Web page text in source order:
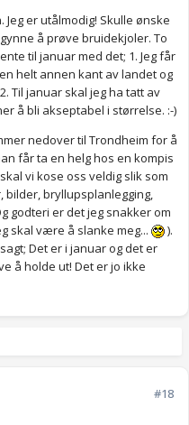
er utålmodig! Skulle ønske
å prøve bruidekjoler. To
til januar med det; 1. Jeg får
helt annen kant av landet og
Til januar skal jeg ha tatt av
å bli akseptabel i størrelse. :-)
nedover til Trondheim for å
får ta en helg hos en kompis
vi kose oss veldig slik som
bilder, bryllupsplanlegging,
godteri er det jeg snakker om
skal være å slanke meg...
).
Det er i januar og det er
å holde ut! Det er jo ikke
#18